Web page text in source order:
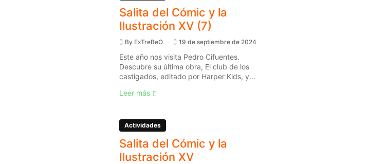
Salita del Cómic y la
Ilustración XV (7)
By ExTreBeO 19 de septiembre de 2024
Este año nos visita Pedro Cifuentes.
Descubre su última obra, El club de los
castigados, editado por Harper Kids, y...
Leer más
Actividades
Salita del Cómic y la
Ilustración XV